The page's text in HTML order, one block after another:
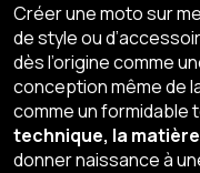
Créer une moto sur
de style ou
dès l’origine comme
conception même de
comme un formidable
technique, la
donner naissance à